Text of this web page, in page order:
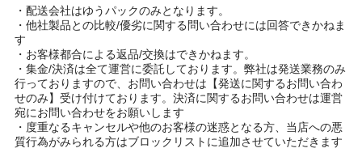
・配送会社はゆうパックのみとなります。
・他社製品との比較/優劣に関する問い合わせには回答できかねま
す
・お客様都合による返品/交換はできかねます。
・集金/決済は全て運営に委託しております。弊社は発送業務のみ
行っておりますので、お問い合わせは【発送に関するお問い合わ
せのみ】受け付けております。決済に関するお問い合わせは運営
宛にお問い合わせをお願いします
・度重なるキャンセルや他のお客様の迷惑となる方、当店への悪
質行為がみられる方はブロックリストに追加させていただきます